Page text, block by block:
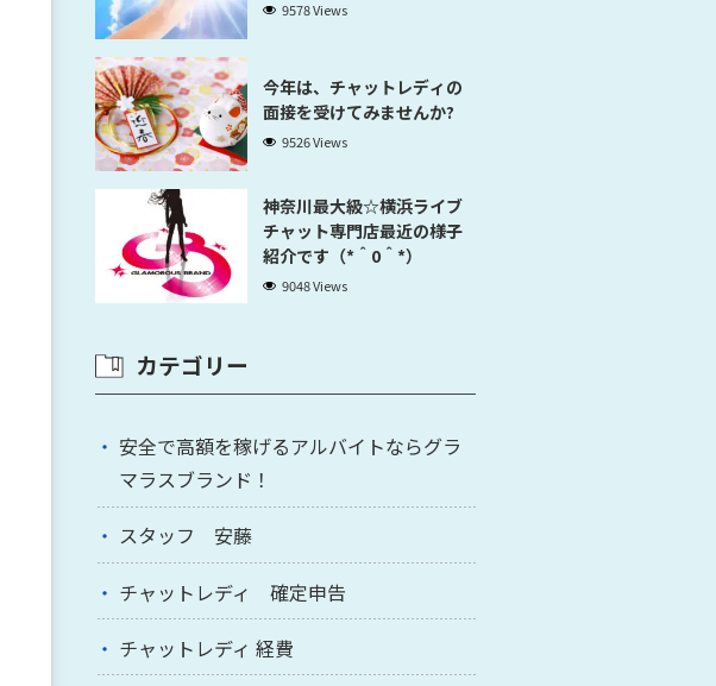
9578 Views
今年は、チャットレディの
面接を受けてみませんか?
9526 Views
神奈川最大級☆横浜ライブ
チャット専門店最近の様子
紹介です（*＾0＾*）
9048 Views
カテゴリー
安全で高額を稼げるアルバイトならグラ
マラスブランド！
スタッフ 安藤
チャットレディ 確定申告
チャットレディ 経費